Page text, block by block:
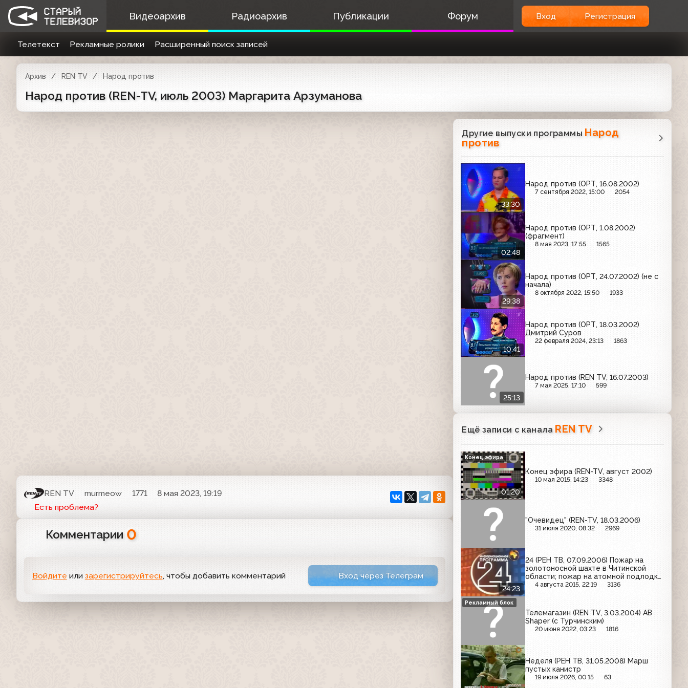
Видеоархив Радиоархив Публикации Форум Вход Регистрация
Телетекст Рекламные ролики Расширенный поиск записей
Архив REN TV Народ против
Народ против (REN-TV, июль 2003) Маргарита Арзуманова
REN TV murmeow 1771
8 мая 2023, 19:19
Есть проблема?
Комментарии 0
Войдите или зарегистрируйтесь, чтобы добавить комментарий Вход через Телеграм
Другие выпуски программы Народ
против
33:30
Народ против (ОРТ, 16.08.2002)
7 сентября 2022, 15:00 2054
02:48
Народ против (ОРТ, 1.08.2002)
(фрагмент)
8 мая 2023, 17:55 1565
29:38
Народ против (ОРТ, 24.07.2002) (не с
начала)
8 октября 2022, 15:50 1933
10:41
Народ против (ОРТ, 18.03.2002)
Дмитрий Суров
22 февраля 2024, 23:13 1863
25:13
Народ против (REN TV, 16.07.2003)
7 мая 2025, 17:10 599
Ещё записи с канала REN TV
01:20
Конец эфира (REN-TV, август 2002)
10 мая 2015, 14:23 3348
Конец эфира
"Очевидец" (REN-TV, 18.03.2006)
31 июля 2020, 08:32 2969
24:23
24 (РЕН ТВ, 07.09.2006) Пожар на
золотоносной шахте в Читинской
области; пожар на атомной подлодке
в Баренцевом море
4 августа 2015, 22:19 3136
Телемагазин (REN TV, 3.03.2004) AB
Shaper (с Турчинским)
20 июня 2022, 03:23 1816
Рекламный блок
Неделя (РЕН ТВ, 31.05.2008) Марш
пустых канистр
19 июля 2026, 00:15 63